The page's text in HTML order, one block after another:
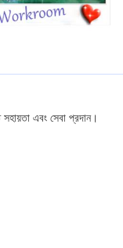
এবং সেবা প্রদান।